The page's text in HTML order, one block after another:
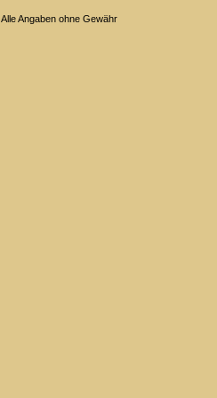
Alle Angaben ohne Gewähr